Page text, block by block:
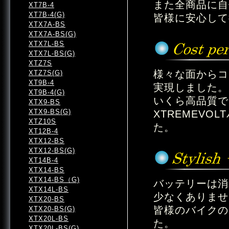
また全商品に
皆様に安心し
様々な面から
実現しました。
いくら高品質
た。
バッテリーは
少なくありま
皆様のバイク
た。
XT7B-4
XT7B-4(G)
XTX7A-BS
XTX7A-BS(G)
XTX7L-BS
XTX7L-BS(G)
XTZ7S
XTZ7S(G)
XT9B-4
XT9B-4(G)
XTX9-BS
XTX9-BS(G)
XTZ10S
XT12B-4
XTX12-BS
XTX12-BS(G)
XT14B-4
XTX14-BS
XTX14-BS（G)
XTX14L-BS
XTX20-BS
XTX20-BS(G)
XTX20L-BS